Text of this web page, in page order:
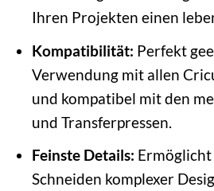
Ihren Projekten einen
Kompatibilität: Perfekt
Verwendung mit allen
und kompatibel mit den
und Transferpressen.
Feinste Details: Ermöglicht
Schneiden komplexer